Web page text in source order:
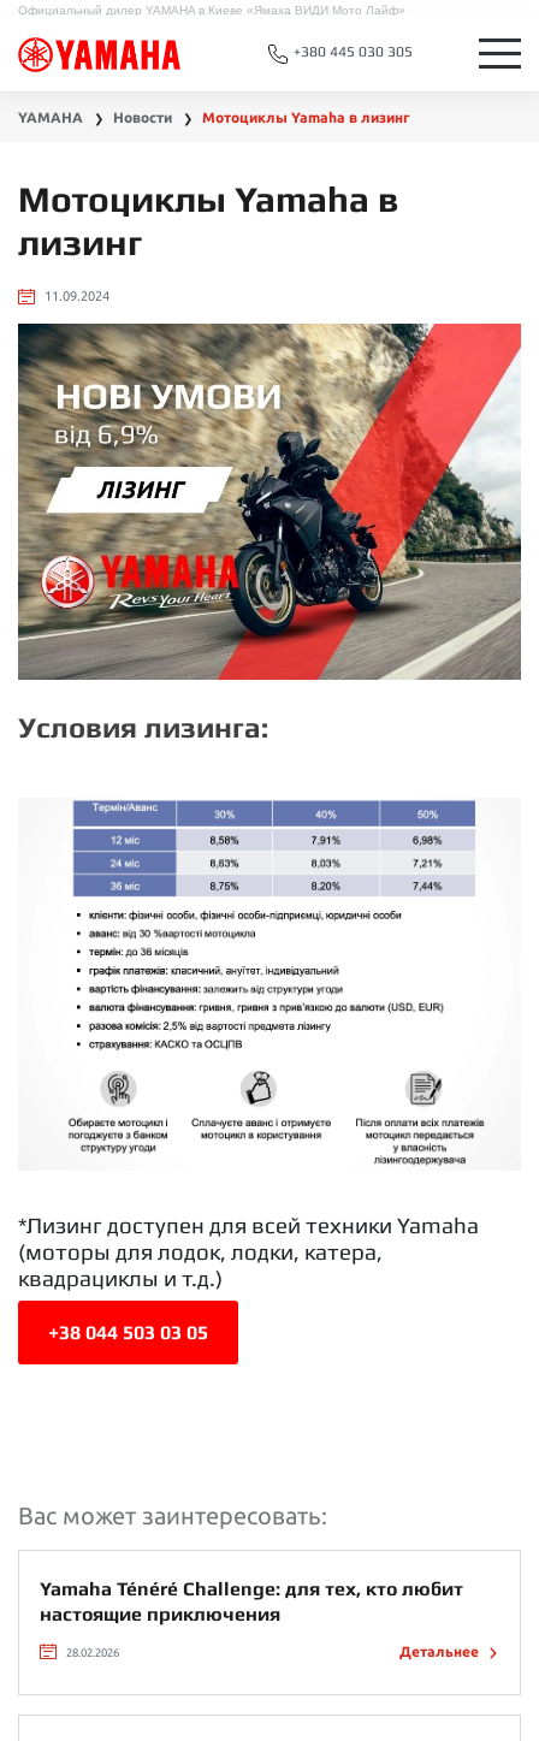
Официальный дилер YAMAHA в Киеве «Ямаха ВИДИ Мото Лайф»
+380 445 030 305
YAMAHA ❯ Новости ❯ Мотоциклы Yamaha в лизинг
Мотоциклы Yamaha в
лизинг
11.09.2024
Условия лизинга:
*Лизинг доступен для всей техники Yamaha
(моторы для лодок, лодки, катера,
квадрациклы и т.д.)
+38 044 503 03 05
Вас может заинтересовать:
Yamaha Ténéré Challenge: для тех, кто любит
настоящие приключения
28.02.2026 Детальнее